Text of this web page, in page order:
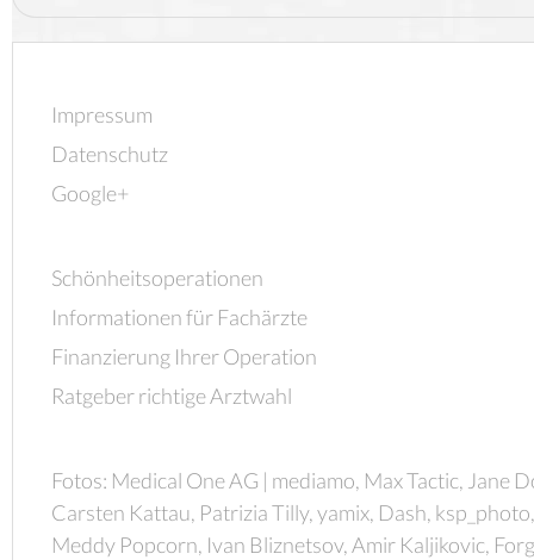
Impressum
Datenschutz
Google+
Schönheitsoperationen
Informationen für Fachärzte
Finanzierung Ihrer Operation
Ratgeber richtige Arztwahl
Fotos: Medical One AG | mediamo, Max Tactic, Jane
Carsten Kattau, Patrizia Tilly, yamix, Dash, ksp_photo,
Meddy Popcorn, Ivan Bliznetsov, Amir Kaljikovic,